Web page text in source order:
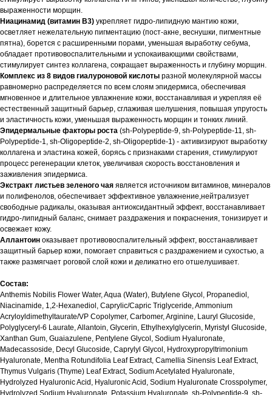
выраженности морщин.
Ниацинамид (витамин B3) укрепляет гидро-липидную мантию кожи,
осветляет нежелательную пигментацию (пост-акне, веснушки, пигментные
пятна), борется с расширенными порами, уменьшая выработку себума,
обладает противовоспалительными и успокаивающими свойствами,
стимулирует синтез коллагена, сокращает выраженность и глубину морщин.
Комплекс из 8 видов гиалуроновой кислоты разной молекулярной массы
равномерно распределяется по всем слоям эпидермиса, обеспечивая
мгновенное и длительное увлажнение кожи, восстанавливая и укрепляя её
естественный защитный барьер, сглаживая шелушения, повышая упругость
и эластичность кожи, уменьшая выраженность морщин и тонких линий.
Эпидермальные факторы роста (sh-Polypeptide-9, sh-Polypeptide-11, sh-
Polypeptide-1, sh-Oligopeptide-2, sh-Oligopeptide-1) - активизируют выработку
коллагена и эластина кожей, борясь с признаками старения, стимулируют
процесс регенерации клеток, увеличивая скорость восстановления и
заживления эпидермиса.
Экстракт листьев зеленого чая является источником витаминов, минералов
и полифенолов, обеспечивает эффективное увлажнение,нейтрализует
свободные радикалы, оказывая антиоксидантный эффект, восстанавливает
гидро-липидный баланс, снимает раздражения и покраснения, тонизирует и
освежает кожу.
Аллантоин оказывает противовоспалительный эффект, восстанавливает
защитный барьер кожи, помогает справиться с раздражением и сухостью, а
также размягчает роговой слой кожи и деликатно его отшелушивает.
Состав:
Anthemis Nobilis Flower Water, Aqua (Water), Butylene Glycol, Propanediol,
Niacinamide, 1,2-Hexanediol, Caprylic/Capric Triglyceride, Ammonium
Acryloyldimethyltaurate/VP Copolymer, Carbomer, Arginine, Lauryl Glucoside,
Polyglyceryl-6 Laurate, Allantoin, Glycerin, Ethylhexylglycerin, Myristyl Glucoside,
Xanthan Gum, Guaiazulene, Pentylene Glycol, Sodium Hyaluronate,
Madecassoside, Decyl Glucoside, Caprylyl Glycol, Hydroxypropyltrimonium
Hyaluronate, Mentha Rotundifolia Leaf Extract, Camellia Sinensis Leaf Extract,
Thymus Vulgaris (Thyme) Leaf Extract, Sodium Acetylated Hyaluronate,
Hydrolyzed Hyaluronic Acid, Hyaluronic Acid, Sodium Hyaluronate Crosspolymer,
Hydrolyzed Sodium Hyaluronate, Potassium Hyaluronate, sh-Polypeptide-9, sh-